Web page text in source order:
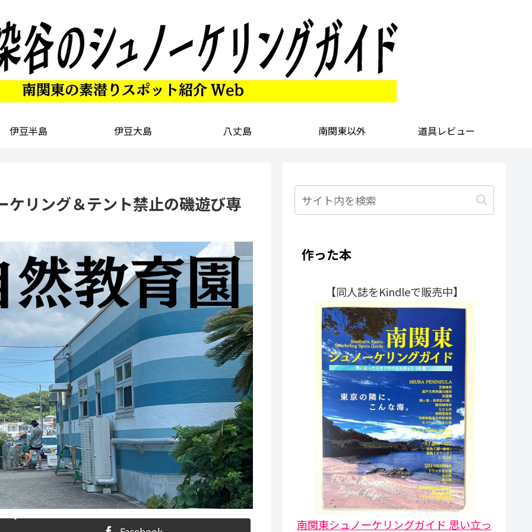
伊豆半島 伊豆大島 八丈島 南関東以外 道具レビュー
リング＆テント禁止の磯遊び専
作った本
【同人誌をKindleで販売中】
南関東シュノーケリングガイド 思い立っ